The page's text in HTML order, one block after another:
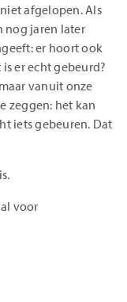
afgelopen. Als
nog jaren later
er hoort ook
er echt gebeurd?
vanuit onze
zeggen: het kan
iets gebeuren. Dat
voor